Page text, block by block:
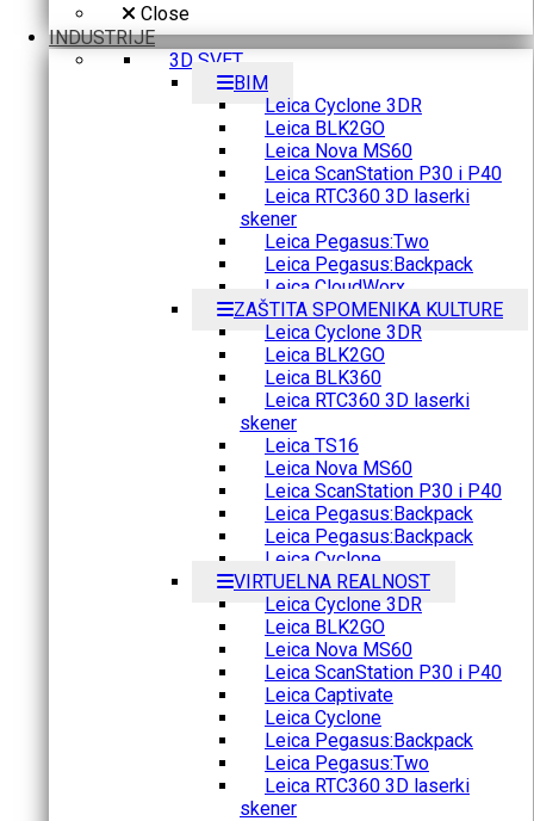
Close
INDUSTRIJE
3D SVET
BIM
Leica Cyclone 3DR
Leica BLK2GO
Leica Nova MS60
Leica ScanStation P30 i P40
Leica RTC360 3D laserki
skener
Leica Pegasus:Two
Leica Pegasus:Backpack
Leica CloudWorx
ZAŠTITA SPOMENIKA KULTURE
Leica Cyclone 3DR
Leica BLK2GO
Leica BLK360
Leica RTC360 3D laserki
skener
Leica TS16
Leica Nova MS60
Leica ScanStation P30 i P40
Leica Pegasus:Backpack
Leica Pegasus:Backpack
Leica Cyclone
VIRTUELNA REALNOST
Leica Cyclone 3DR
Leica BLK2GO
Leica Nova MS60
Leica ScanStation P30 i P40
Leica Captivate
Leica Cyclone
Leica Pegasus:Backpack
Leica Pegasus:Two
Leica RTC360 3D laserki
skener